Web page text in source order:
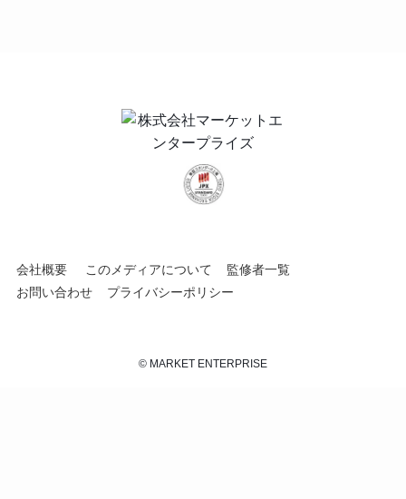
会社概要 このメディアについて
監修者一覧
お問い合わせ
プライバシーポリシー
© MARKET ENTERPRISE